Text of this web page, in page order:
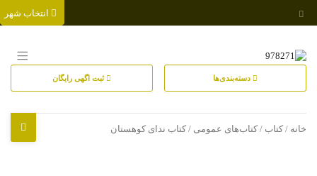
دسته‌بندی‌ها ثبت اگهی رایگان
خانه / کتاب / کتاب‌های عمومی / کتاب ندای کوهستان